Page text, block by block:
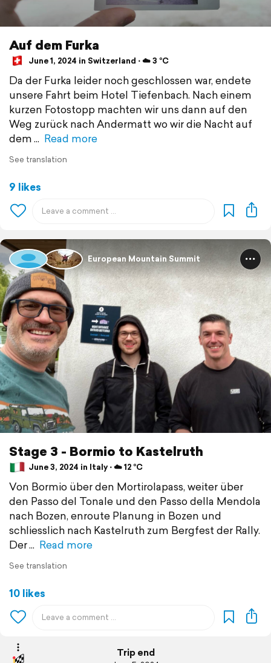
Auf dem Furka
June 1, 2024 in Switzerland ⋅ ☁️ 3 °C
Da der Furka leider noch geschlossen war, endete
unsere Fahrt beim Hotel Tiefenbach. Nach einem
kurzen Fotostopp machten wir uns dann auf den
Weg zurück nach Andermatt wo wir die Nacht auf
dem
Read more
See translation
9 likes
European Mountain Summit
Stage 3 - Bormio to Kastelruth
June 3, 2024 in Italy ⋅ ☁️ 12 °C
Von Bormio über den Mortirolapass, weiter über
den Passo del Tonale und den Passo della Mendola
nach Bozen, enroute Planung in Bozen und
schliesslich nach Kastelruth zum Bergfest der Rally.
Der
Read more
See translation
10 likes
Trip end